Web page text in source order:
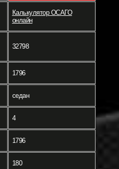
Калькулятор ОСАГО
онлайн
32798
1796
седан
4
1796
180